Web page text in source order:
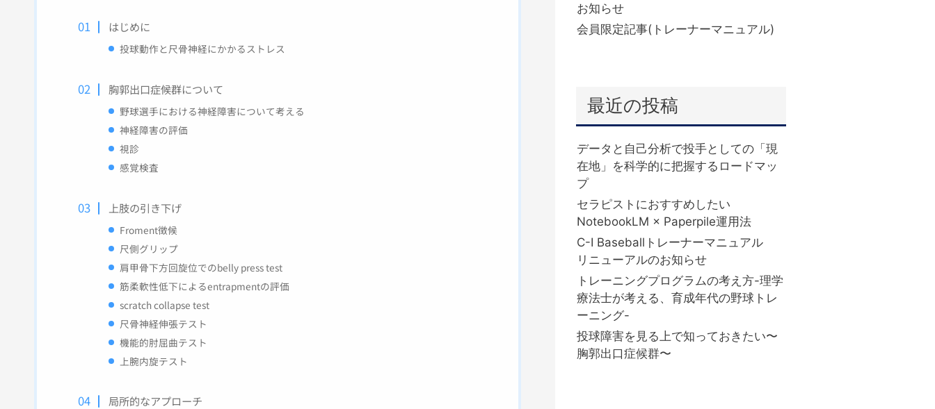
はじめに
投球動作と尺骨神経にかかるストレス
胸郭出口症候群について
野球選手における神経障害について考える
神経障害の評価
視診
感覚検査
上肢の引き下げ
Froment徴候
尺側グリップ
肩甲骨下方回旋位でのbelly press test
筋柔軟性低下によるentrapmentの評価
scratch collapse test
尺骨神経伸張テスト
機能的肘屈曲テスト
上腕内旋テスト
局所的なアプローチ
お知らせ
会員限定記事(トレーナーマニュアル)
最近の投稿
データと自己分析で投手としての「現
在地」を科学的に把握するロードマッ
プ
セラピストにおすすめしたい
NotebookLM × Paperpile運用法
C-I Baseballトレーナーマニュアル
リニューアルのお知らせ
トレーニングプログラムの考え方-理学
療法士が考える、育成年代の野球トレ
ーニング-
投球障害を見る上で知っておきたい〜
胸郭出口症候群〜